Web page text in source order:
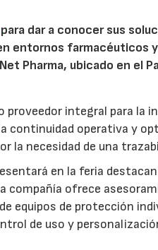
para dar a conocer sus
entornos farmacéuticos
Pharma, ubicado en el
integral para la
continuidad operativa y
la necesidad de una
en la feria
compañía ofrece
equipos de protección
de uso y